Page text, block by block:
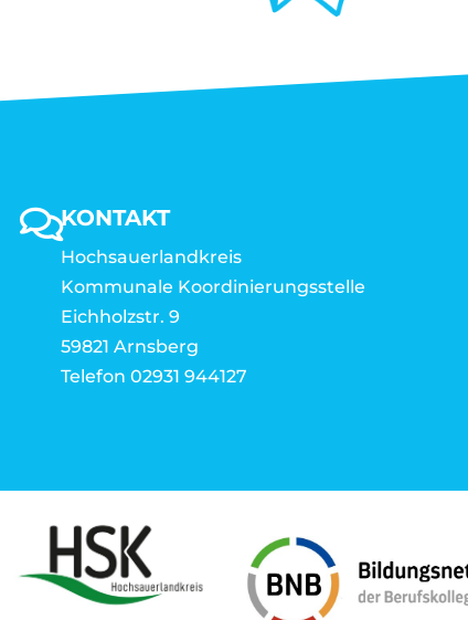
KONTAKT
Hochsauerlandkreis
Kommunale Koordinierungsstelle
Eichholzstr. 9
59821 Arnsberg
Telefon 02931 944127